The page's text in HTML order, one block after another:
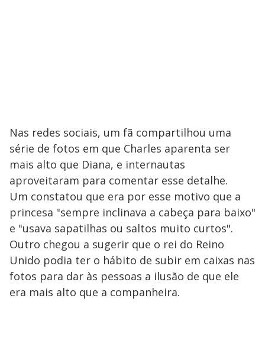
Nas redes sociais, um fã compartilhou uma
série de fotos em que Charles aparenta ser
mais alto que Diana, e internautas
aproveitaram para comentar esse detalhe.
Um constatou que era por esse motivo que a
princesa "sempre inclinava a cabeça para baixo"
e "usava sapatilhas ou saltos muito curtos".
Outro chegou a sugerir que o rei do Reino
Unido podia ter o hábito de subir em caixas nas
fotos para dar às pessoas a ilusão de que ele
era mais alto que a companheira.